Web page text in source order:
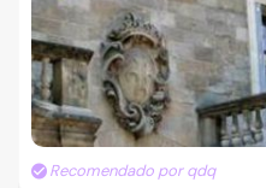
Recomendado por qdq